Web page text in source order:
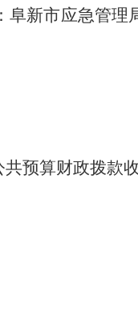
新市应急管理
预算财政拨款